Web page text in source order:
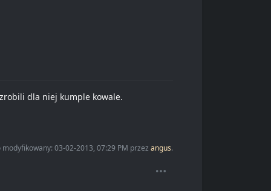
dla niej kumple kowale.
modyfikowany: 03-02-2013, 07:29 PM przez angus.